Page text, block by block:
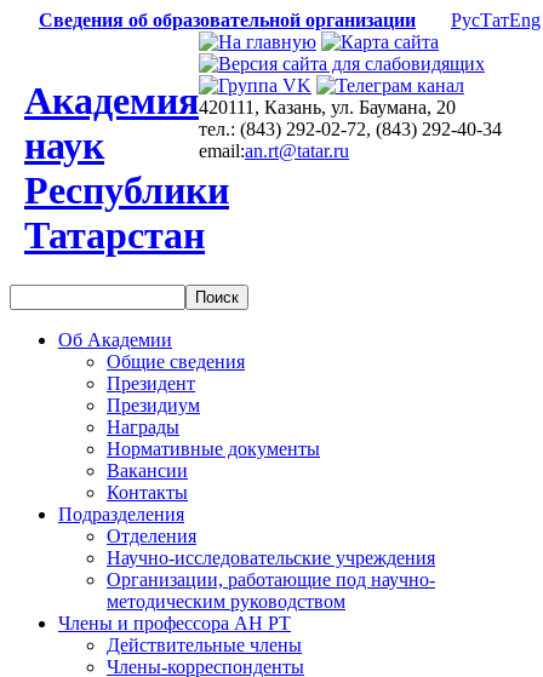
Сведения об образовательной организации РусТатEng
Академия
наук
Республики
Татарстан
420111, Казань, ул. Баумана, 20
тел.: (843) 292-02-72, (843) 292-40-34
email:an.rt@tatar.ru
Об Академии
Общие сведения
Президент
Президиум
Награды
Нормативные документы
Вакансии
Контакты
Подразделения
Отделения
Научно-исследовательские учреждения
Организации, работающие под научно-
методическим руководством
Члены и профессора АН РТ
Действительные члены
Члены-корреспонденты